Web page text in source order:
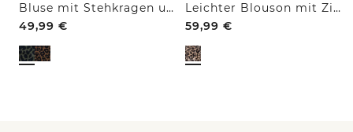
Bluse mit Stehkragen und Zipper
49,99 €
Leichter Blouson mit Zipper und Leo-Print
59,99 €